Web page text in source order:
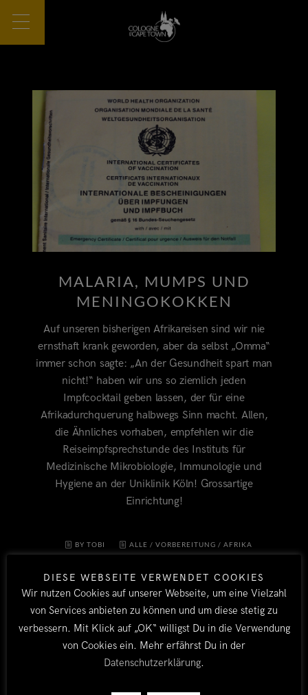
MALARIA, MUMPS UND
MENINGOKOKKEN
Auf unseren bisherigen Afrikareisen sind wir nie
ernsthaft krank geworden, aber da selbst „Omma“
immer schon sagte: „An der Gesundheit spart man
nicht!“ haben wir uns so ziemlich jeden
Impfcocktail geben lassen, der für eine
Afrikadurchquerung halbwegs Sinn macht. Allen,
die Ähnliches vorhaben, empfehlen wir die
Reiseimpfsprechstunde des Instituts für
Medizinische Mikrobiologie, Immunologie und
Hygiene an der Uniklinik Köln! Grossartige
Einrichtung!
BY TOBI ALLE / VORBEREITUNG / AFRIKA
DIESE WEBSEITE VERWENDET COOKIES
Wir nutzen Cookies auf unserer Webseite, um eine Vielzahl
von Services anbieten zu können und um diese stetig zu
verbessern. Mit Klick auf „OK“ willigst Du in die Verwendung
von Cookies ein. Mehr erfährst Du in der
Datenschutzerklärung.